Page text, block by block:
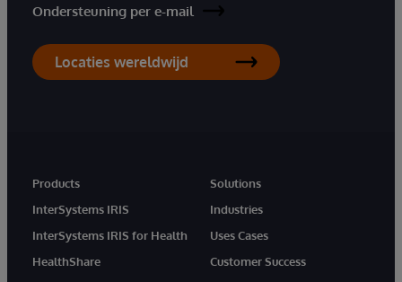
Ondersteuning per e-mail
Locaties wereldwijd
Products
InterSystems IRIS
InterSystems IRIS for Health
HealthShare
Solutions
Industries
Uses Cases
Customer Success